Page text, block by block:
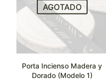
AGOTADO
Porta Incienso Madera y
Dorado (Modelo 1)